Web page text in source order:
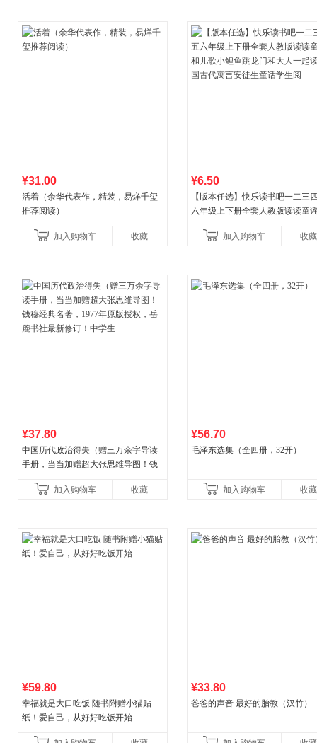
¥31.00
活着（余华代表作，精装，易烊千玺
推荐阅读）
加入购物车 收藏
¥6.50
【版本任选】快乐读书吧一二三
六年级上下册全套人教版读读童
古代寓言安徒生童话学生阅
加入购物车 收藏
¥37.80
中国历代政治得失（赠三万余字导读
手册，当当加赠超大张思维导图！钱
书社最新修订！中学生
加入购物车 收藏
¥56.70
毛泽东选集（全四册，32开）
加入购物车 收藏
¥59.80
幸福就是大口吃饭 随书附赠小猫贴
纸！爱自己，从好好吃饭开始
¥33.80
爸爸的声音 最好的胎教（汉竹）